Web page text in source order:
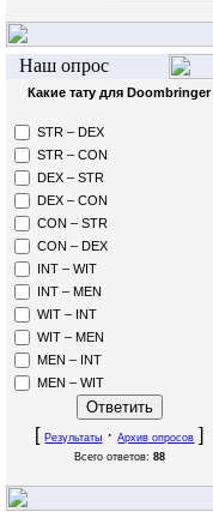
Наш опрос
Какие тату для Doombringer
STR – DEX
STR – CON
DEX – STR
DEX – CON
CON – STR
CON – DEX
INT – WIT
INT – MEN
WIT – INT
WIT – MEN
MEN – INT
MEN – WIT
[Результаты ·Архив опросов ]
Всего ответов: 88